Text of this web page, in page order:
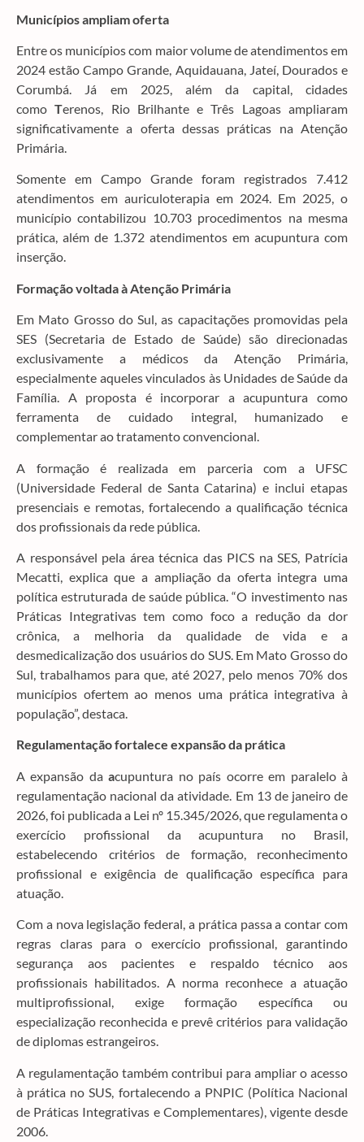
Municípios ampliam oferta
Entre os municípios com maior volume de atendimentos em
2024 estão Campo Grande, Aquidauana, Jateí, Dourados e
Corumbá. Já em 2025, além da capital, cidades
comoTerenos, Rio Brilhante e Três Lagoas ampliaram
significativamente a oferta dessas práticas na Atenção
Primária.
Somente em Campo Grande foram registrados 7.412
atendimentos em auriculoterapia em 2024. Em 2025, o
município contabilizou 10.703 procedimentos na mesma
prática, além de 1.372 atendimentos em acupuntura com
inserção.
Formação voltada à Atenção Primária
Em Mato Grosso do Sul, as capacitações promovidas pela
SES (Secretaria de Estado de Saúde) são direcionadas
exclusivamente a médicos da Atenção Primária,
especialmente aqueles vinculados às Unidades de Saúde da
Família. A proposta é incorporar a acupuntura como
ferramenta de cuidado integral, humanizado e
complementar ao tratamento convencional.
A formação é realizada em parceria com a UFSC
(Universidade Federal de Santa Catarina) e inclui etapas
presenciais e remotas, fortalecendo a qualificação técnica
dos profissionais da rede pública.
A responsável pela área técnica das PICS na SES, Patrícia
Mecatti, explica que a ampliação da oferta integra uma
política estruturada de saúde pública. “O investimento nas
Práticas Integrativas tem como foco a redução da dor
crônica, a melhoria da qualidade de vida e a
desmedicalização dos usuários do SUS. Em Mato Grosso do
Sul, trabalhamos para que, até 2027, pelo menos 70% dos
municípios ofertem ao menos uma prática integrativa à
população”, destaca.
Regulamentação fortalece expansão da prática
A expansão daacupuntura no país ocorre em paralelo à
regulamentação nacional da atividade. Em 13 de janeiro de
2026, foi publicada a Lei nº 15.345/2026, que regulamenta o
exercício profissional da acupuntura no Brasil,
estabelecendo critérios de formação, reconhecimento
profissional e exigência de qualificação específica para
atuação.
Com a nova legislação federal, a prática passa a contar com
regras claras para o exercício profissional, garantindo
segurança aos pacientes e respaldo técnico aos
profissionais habilitados. A norma reconhece a atuação
multiprofissional, exige formação específica ou
especialização reconhecida e prevê critérios para validação
de diplomas estrangeiros.
A regulamentação também contribui para ampliar o acesso
à prática no SUS, fortalecendo a PNPIC (Política Nacional
de Práticas Integrativas e Complementares), vigente desde
2006.